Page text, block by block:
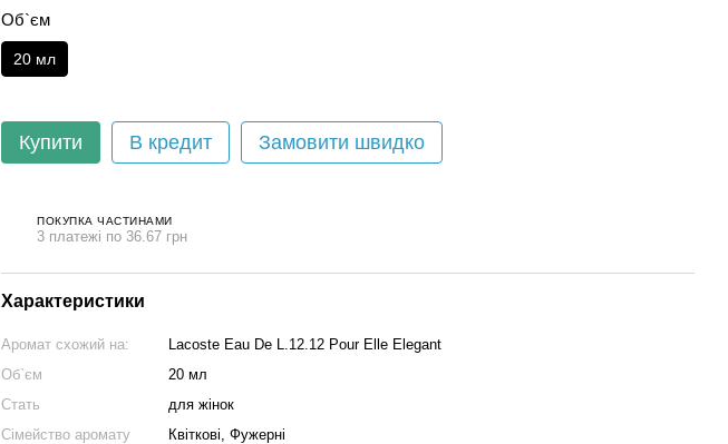
Об`єм
20 мл
Купити В кредит Замовити швидко
ПОКУПКА ЧАСТИНАМИ
3 платежі по 36.67 грн
Характеристики
Аромат схожий на:
Lacoste Eau De L.12.12 Pour Elle Elegant
Об`єм
20 мл
Стать
для жінок
Сімейство аромату
Квіткові, Фужерні